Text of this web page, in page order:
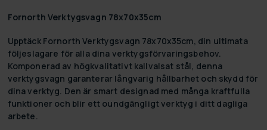
Fornorth Verktygsvagn 78x70x35cm
Upptäck Fornorth Verktygsvagn 78x70x35cm, din ultimata
följeslagare för alla dina verktygsförvaringsbehov.
Komponerad av högkvalitativt kallvalsat stål, denna
verktygsvagn garanterar långvarig hållbarhet och skydd för
dina verktyg. Den är smart designad med många kraftfulla
funktioner och blir ett oundgängligt verktyg i ditt dagliga
arbete.